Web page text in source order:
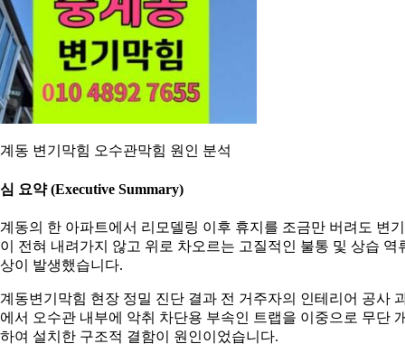
동 변기막힘 오수관막힘 원인 분석
요약 (Executive Summary)
동의 한 아파트에서 리모델링 이후 휴지를 조금만 버려도 변기
전혀 내려가지 않고 위로 차오르는 고질적인 불통 및 상습 역
이 발생했습니다.
동변기막힘 현장 정밀 진단 결과 전 거주자의 인테리어 공사
서 오수관 내부에 악취 차단용 부속인 트랩을 이중으로 무단
여 설치한 구조적 결함이 원인이었습니다.